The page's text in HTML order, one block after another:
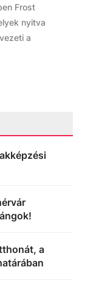
Frost
nyitva
a
a